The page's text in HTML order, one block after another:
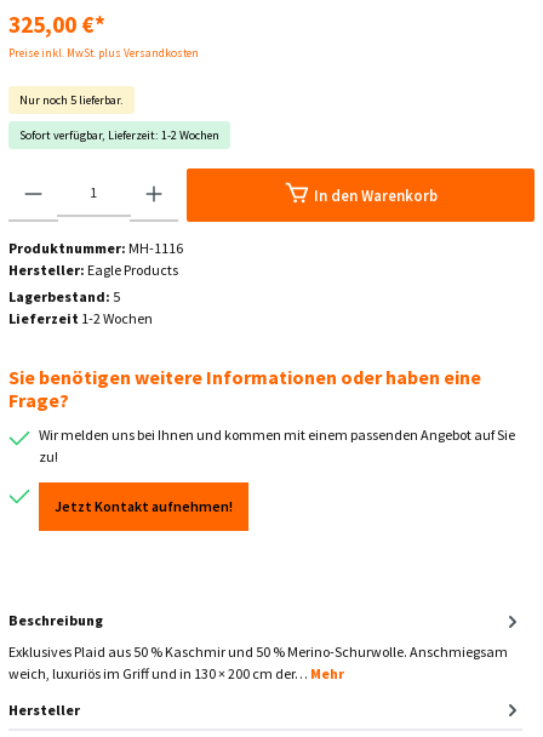
325,00 €*
Preise inkl. MwSt. plus Versandkosten
Nur noch 5 lieferbar.
Sofort verfügbar, Lieferzeit: 1-2 Wochen
In den Warenkorb
Produktnummer: MH-1116
Hersteller: Eagle Products
Lagerbestand: 5
Lieferzeit 1-2 Wochen
Sie benötigen weitere Informationen oder haben eine
Frage?
Wir melden uns bei Ihnen und kommen mit einem passenden Angebot auf Sie
zu!
Jetzt Kontakt aufnehmen!
Beschreibung
Exklusives Plaid aus 50 % Kaschmir und 50 % Merino-Schurwolle. Anschmiegsam
weich, luxuriös im Griff und in 130 × 200 cm der… Mehr
Hersteller